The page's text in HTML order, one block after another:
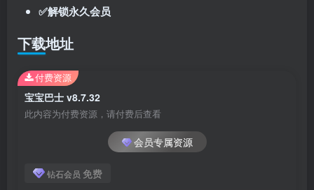
✅解锁永久会员
下载地址
宝宝巴士 v8.7.32
此内容为付费资源，请付费后查看
会员专属资源
钻石会员 免费
付费资源